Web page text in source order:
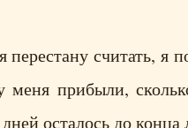
считать, я
меня прибыли,
осталось до конца